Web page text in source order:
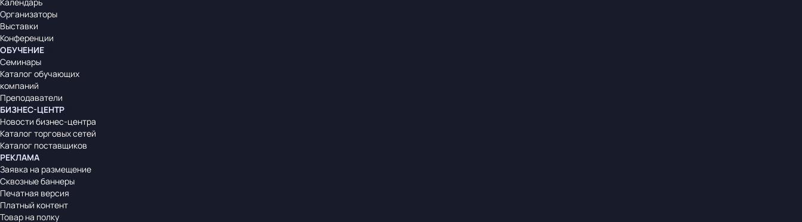
Организаторы
Выставки
Конференции
ОБУЧЕНИЕ
Семинары
Каталог обучающих
компаний
Преподаватели
БИЗНЕС-ЦЕНТР
Новости бизнес-центра
Каталог торговых сетей
Каталог поставщиков
РЕКЛАМА
Заявка на размещение
Сквозные баннеры
Печатная версия
Платный контент
Товар на полку